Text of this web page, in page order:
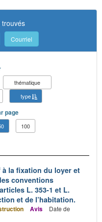
Courriel
thématique
type
page
100
à la fixation du loyer et
conventions
L. 353-1 et L.
et de l’habitation.
Avis
Date de